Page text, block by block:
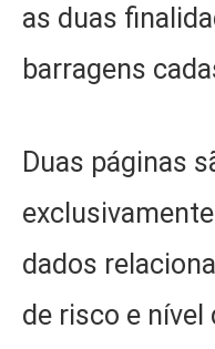
as duas
barragens
Duas páginas
dados
de risco e nível